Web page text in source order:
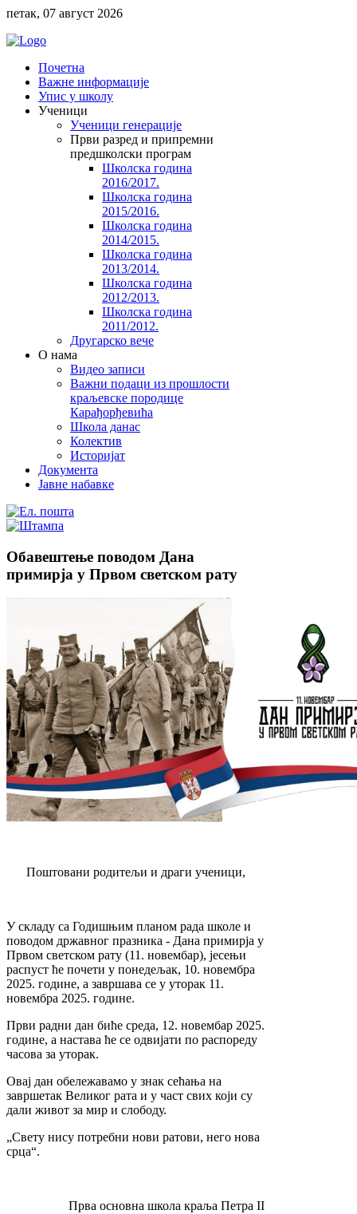
петак, 07 август 2026
Почетна
Важне информације
Упис у школу
Ученици
Ученици генерације
Први разред и припремни
предшколски програм
Школска година
2016/2017.
Школска година
2015/2016.
Школска година
2014/2015.
Школска година
2013/2014.
Школска година
2012/2013.
Школска година
2011/2012.
Другарско вече
O нама
Видео записи
Важни подаци из прошлости
краљевске породице
Карађорђевића
Школа данас
Колектив
Историјат
Документа
Јавне набавке
Обавештење поводом Дана
примирја у Првом светском рату
Поштовани родитељи и драги ученици,
У складу са Годишњим планом рада школе и
поводом државног празника - Дана примирја у
Првом светском рату (11. новембар), јесењи
распуст ће почети у понедељак, 10. новембра
2025. године, а завршава се у уторак 11.
новембра 2025. године.
Први радни дан биће среда, 12. новембар 2025.
године, а настава ће се одвијати по распореду
часова за уторак.
Овај дан обележавамо у знак сећања на
завршетак Великог рата и у част свих који су
дали живот за мир и слободу.
„Свету нису потребни нови ратови, него нова
срца“.
Прва основна школа краља Петра II